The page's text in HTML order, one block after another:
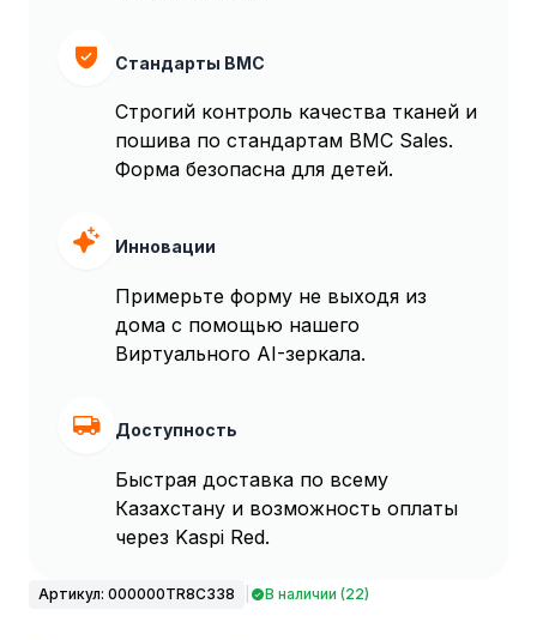
Стандарты BMC
Строгий контроль качества тканей и
пошива по стандартам BMC Sales.
Форма безопасна для детей.
Инновации
Примерьте форму не выходя из
дома с помощью нашего
Виртуального AI-зеркала.
Доступность
Быстрая доставка по всему
Казахстану и возможность оплаты
через Kaspi Red.
Артикул: 000000TR8C338 В наличии (22)